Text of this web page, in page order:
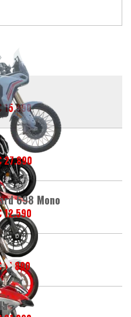
15.990
27.890
698 Mono
12.590
11.890